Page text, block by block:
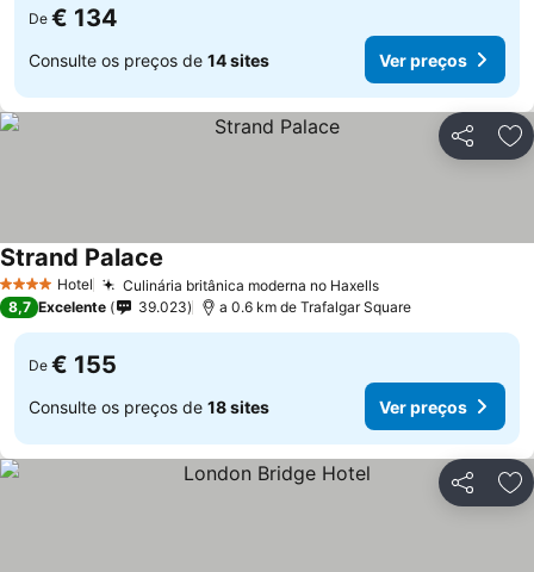
De € 134
Consulte os preços de 14 sites Ver preços
Partilhar
4 EstrelasHotel Culinária britânica moderna no HaxellsVer preços
Strand Palace
8,7 Excelente 39.023 a 0.6 km de Trafalgar Square
De € 155
Consulte os preços de 18 sites Ver preços
Partilhar